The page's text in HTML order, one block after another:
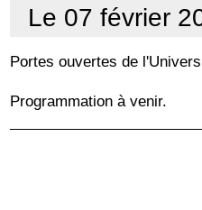
Le 07 février
Portes ouvertes de
Programmation à venir.